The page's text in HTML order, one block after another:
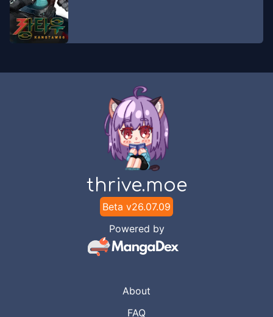
thrive.moe
Beta v26.07.09
Powered by
About
FAQ